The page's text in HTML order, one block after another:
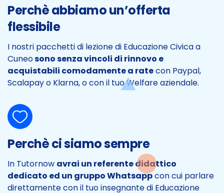
Perchè abbiamo un’offerta
flessibile
I nostri pacchetti di lezione di Educazione Civica a
Cuneosono senza vincoli di rinnovo e
acquistabili comodamente a ratecon Paypal,
Scalapay o Klarna, o con il tuo Welfare aziendale.
Perchè ci siamo sempre
In Tutornow avrai un referente didattico
dedicato ed un gruppo Whatsappcon cui parlare
direttamente con il tuo insegnante di Educazione